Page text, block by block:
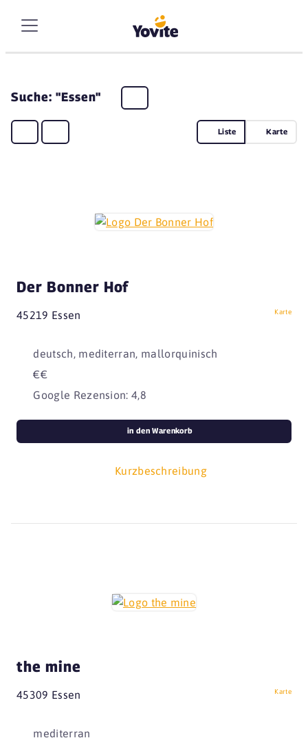
Suche: "Essen"
Liste Karte
Der Bonner Hof
45219 Essen Karte
deutsch, mediterran, mallorquinisch
€€
Google Rezension: 4,8
Kurzbeschreibung
in den Warenkorb
the mine
45309 Essen Karte
mediterran